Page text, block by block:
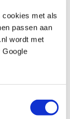
met als
passen aan
wordt met
Google